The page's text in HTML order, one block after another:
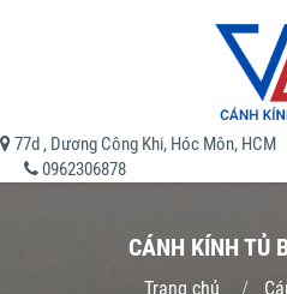
77d , Dương Công Khi, Hóc Môn, HCM
0962306878
CÁNH KÍNH TỦ
Trang chủ